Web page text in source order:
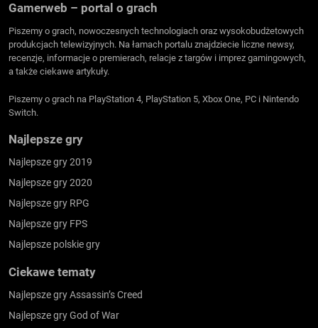
Gamerweb – portal o grach
Piszemy o grach, nowoczesnych technologiach oraz wysokobudżetowych
produkcjach telewizyjnych. Na łamach portalu znajdziecie liczne newsy,
recenzje, informacje o premierach, relacje z targów i imprez gamingowych,
a także ciekawe artykuły.
Piszemy o grach na PlayStation 4, PlayStation 5, Xbox One, PC i Nintendo
Switch.
Najlepsze gry
Najlepsze gry 2019
Najlepsze gry 2020
Najlepsze gry RPG
Najlepsze gry FPS
Najlepsze polskie gry
Ciekawe tematy
Najlepsze gry Assassin’s Creed
Najlepsze gry God of War